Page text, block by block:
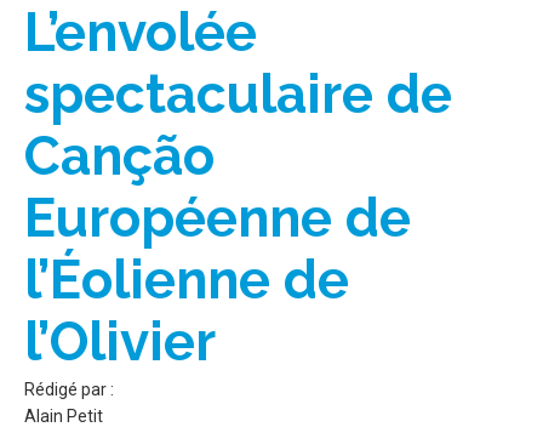
L’envolée
spectaculaire de
Canção
Européenne de
l’Éolienne de
l’Olivier
Rédigé par :
Alain Petit